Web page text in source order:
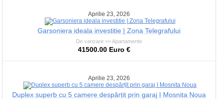
Aprilie 23, 2026
Garsoniera ideala investitie | Zona Telegrafului
De vanzare >> Apartamente
41500.00 Euro €
Aprilie 23, 2026
Duplex superb cu 5 camere despărțit prin garaj I Mosnita Noua